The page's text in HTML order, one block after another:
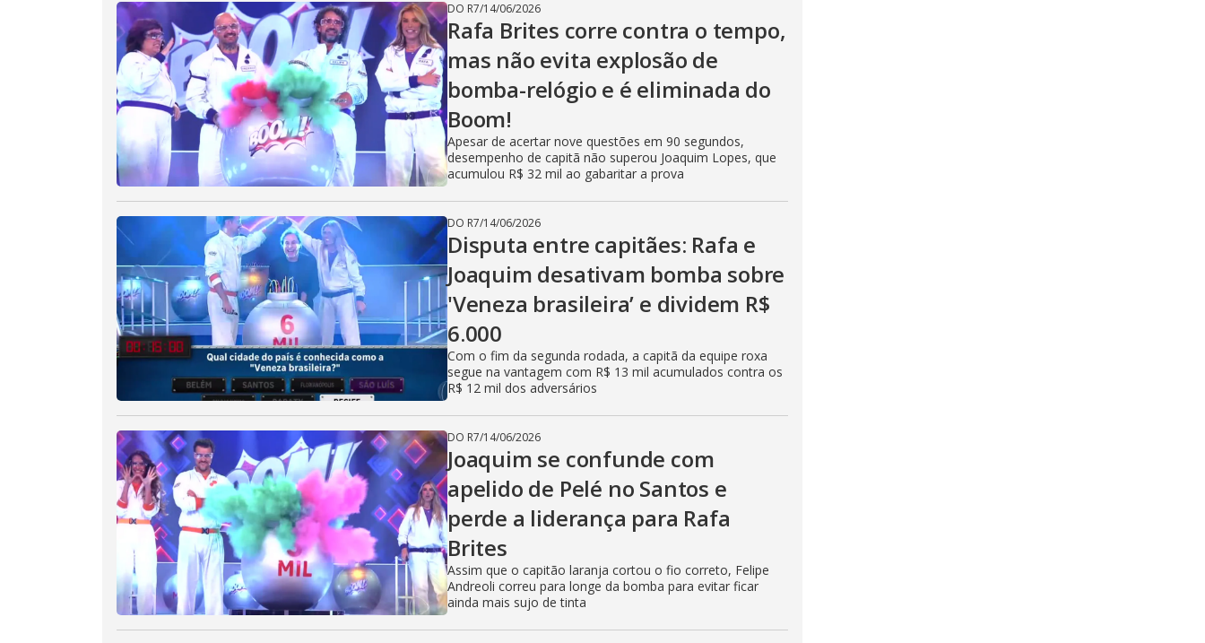
DO R7/14/06/2026
Rafa Brites corre contra o tempo,
mas não evita explosão de
bomba-relógio e é eliminada do
Boom!
Apesar de acertar nove questões em 90 segundos,
desempenho de capitã não superou Joaquim Lopes, que
acumulou R$ 32 mil ao gabaritar a prova
DO R7/14/06/2026
Disputa entre capitães: Rafa e
Joaquim desativam bomba sobre
'Veneza brasileira’ e dividem R$
6.000
Com o fim da segunda rodada, a capitã da equipe roxa
segue na vantagem com R$ 13 mil acumulados contra os
R$ 12 mil dos adversários
DO R7/14/06/2026
Joaquim se confunde com
apelido de Pelé no Santos e
perde a liderança para Rafa
Brites
Assim que o capitão laranja cortou o fio correto, Felipe
Andreoli correu para longe da bomba para evitar ficar
ainda mais sujo de tinta